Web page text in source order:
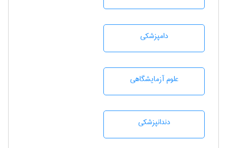
دامپزشكی
علوم آزمايشگاهی
دندانپزشكی